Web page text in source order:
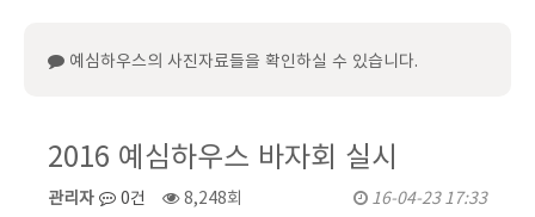
예심하우스의 사진자료들을 확인하실 수 있습니다.
2016 예심하우스 바자회 실시
관리자 0건 8,248회 16-04-23 17:33